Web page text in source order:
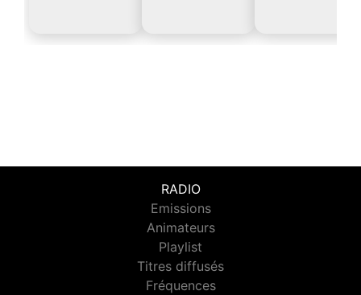
RADIO
Emissions
Animateurs
Playlist
Titres diffusés
Fréquences